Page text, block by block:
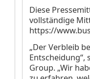
Diese
vollständige
https://
„Der Verbleib
Entscheidung“,
Group. „Wir